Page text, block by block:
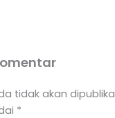
tidak akan
*